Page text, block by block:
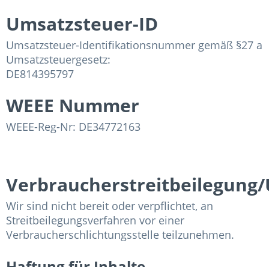
Umsatzsteuer-ID
Umsatzsteuer-Identifikationsnummer gemäß §27 a
Umsatzsteuergesetz:
DE814395797
WEEE Nummer
WEEE-Reg-Nr: DE34772163
Wir sind nicht bereit oder verpflichtet, an
Streitbeilegungsverfahren vor einer
Verbraucherschlichtungsstelle teilzunehmen.